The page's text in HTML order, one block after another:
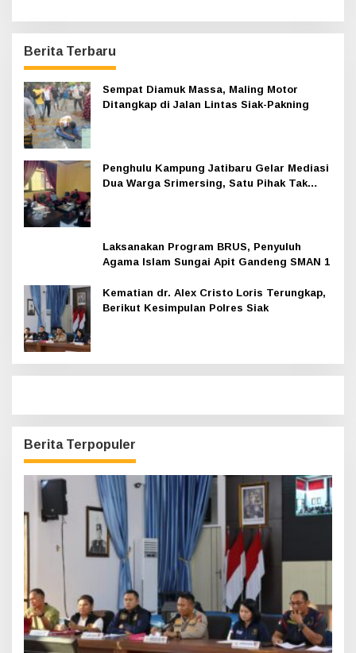
Berita Terbaru
Sempat Diamuk Massa, Maling Motor
Ditangkap di Jalan Lintas Siak-Pakning
Penghulu Kampung Jatibaru Gelar Mediasi
Dua Warga Srimersing, Satu Pihak Tak
Laksanakan Program BRUS, Penyuluh
Agama Islam Sungai Apit Gandeng SMAN 1
Kematian dr. Alex Cristo Loris Terungkap,
Berikut Kesimpulan Polres Siak
Berita Terpopuler